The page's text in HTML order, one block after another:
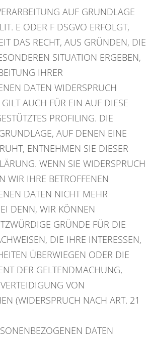
AUF GRUNDLAGE
E ODER F DSGVO ERFOLGT,
DAS RECHT, AUS GRÜNDEN, DIE
SITUATION ERGEBEN,
IHRER
DATEN WIDERSPRUCH
AUCH FÜR EIN AUF DIESE
PROFILING. DIE
AUF DENEN EINE
ENTNEHMEN SIE DIESER
WENN SIE WIDERSPRUCH
WIR IHRE BETROFFENEN
DATEN NICHT MEHR
DENN, WIR KÖNNEN
GRÜNDE FÜR DIE
DIE IHRE INTERESSEN,
ÜBERWIEGEN ODER DIE
DER GELTENDMACHUNG,
VON
(WIDERSPRUCH NACH ART. 21
DATEN